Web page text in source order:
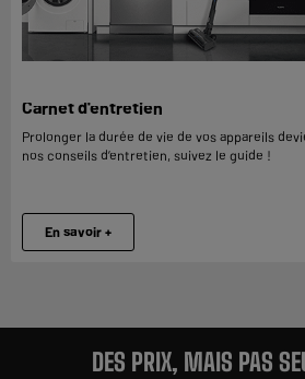
Carnet d'entretien
Prolonger la durée de vie de vos appareils
nos conseils d’entretien, suivez le guide !
En savoir +
DES PRIX, MAIS PAS